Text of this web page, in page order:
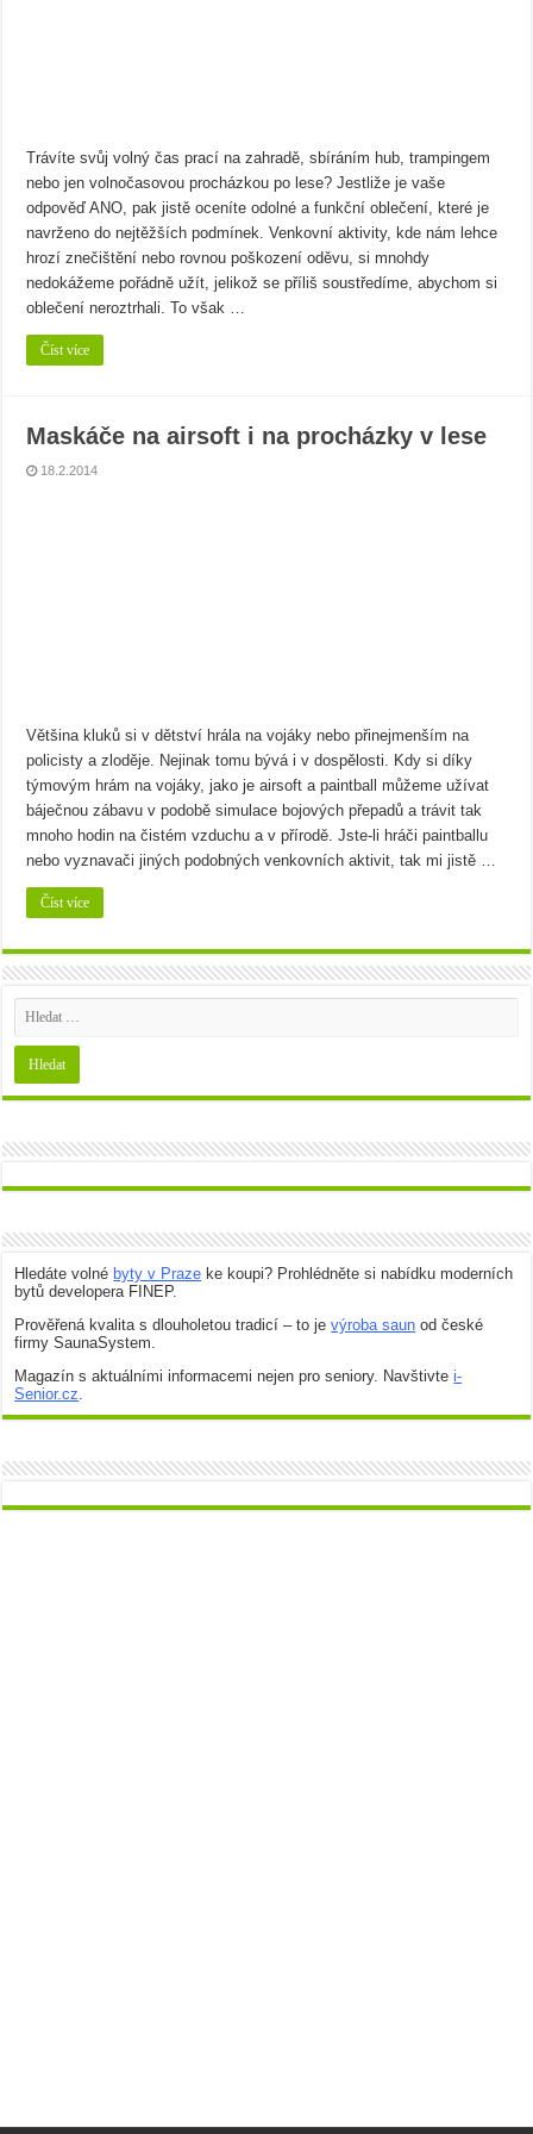
Trávíte svůj volný čas prací na zahradě, sbíráním hub, trampingem
nebo jen volnočasovou procházkou po lese? Jestliže je vaše
odpověď ANO, pak jistě oceníte odolné a funkční oblečení, které je
navrženo do nejtěžších podmínek. Venkovní aktivity, kde nám lehce
hrozí znečištění nebo rovnou poškození oděvu, si mnohdy
nedokážeme pořádně užít, jelikož se příliš soustředíme, abychom si
oblečení neroztrhali. To však …
Číst více
Maskáče na airsoft i na procházky v lese
18.2.2014
Většina kluků si v dětství hrála na vojáky nebo přinejmenším na
policisty a zloděje. Nejinak tomu bývá i v dospělosti. Kdy si díky
týmovým hrám na vojáky, jako je airsoft a paintball můžeme užívat
báječnou zábavu v podobě simulace bojových přepadů a trávit tak
mnoho hodin na čistém vzduchu a v přírodě. Jste-li hráči paintballu
nebo vyznavači jiných podobných venkovních aktivit, tak mi jistě …
Číst více
Hledáte volné byty v Praze ke koupi? Prohlédněte si nabídku moderních
bytů developera FINEP.
Prověřená kvalita s dlouholetou tradicí – to jevýroba saun od české
firmy SaunaSystem.
Magazín s aktuálními informacemi nejen pro seniory. Navštivtei-
Senior.cz